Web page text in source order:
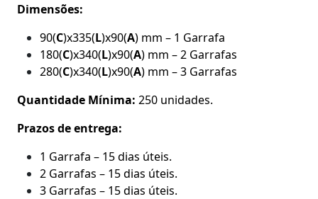
Dimensões:
90(C)x335(L)x90(A) mm – 1 Garrafa
180(C)x340(L)x90(A) mm – 2 Garrafas
280(C)x340(L)x90(A) mm – 3 Garrafas
Quantidade Mínima: 250 unidades.
Prazos de entrega:
1 Garrafa – 15 dias úteis.
2 Garrafas – 15 dias úteis.
3 Garrafas – 15 dias úteis.